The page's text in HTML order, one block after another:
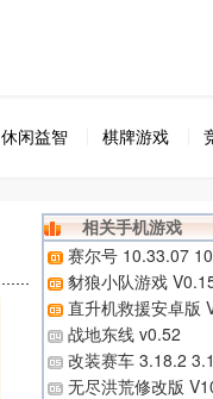
休闲益智 棋牌游戏
相关手机游戏
赛尔号 10.33.07
豺狼小队游戏
直升机救援安卓版
战地东线 v0.52
改装赛车 3.18.2
无尽洪荒修改版